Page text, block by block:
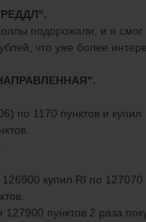
подорожали, и я
что уже более
по 1170 пунктов и купил
купил RI по
127900 пунктов 2 раза